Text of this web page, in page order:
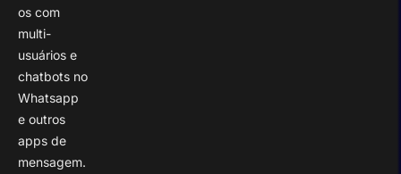
os com
multi-
usuários e
chatbots no
Whatsapp
e outros
apps de
mensagem.